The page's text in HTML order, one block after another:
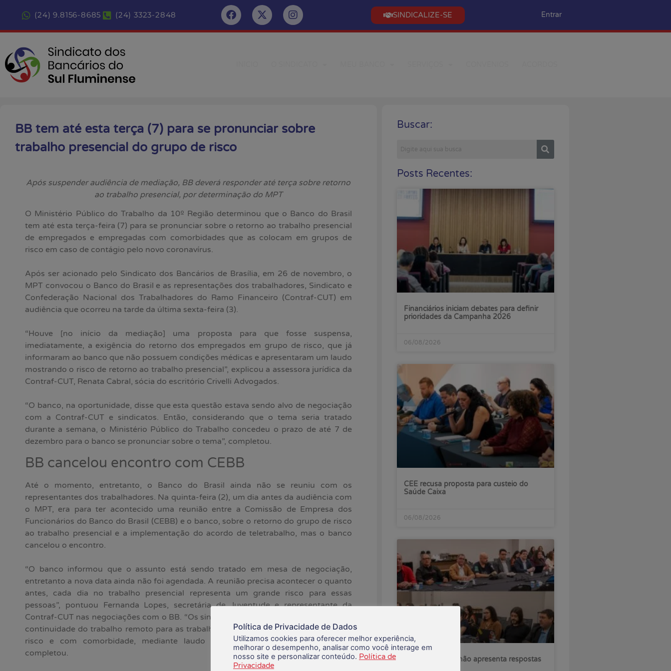
(24) 9.8156-8685 (24) 3323-2848 SINDICALIZE-SE Entrar
BB tem até esta terça (7) para se pronunciar sobre
trabalho presencial do grupo de risco
Após suspender audiência de mediação, BB deverá responder até terça sobre retorno
ao trabalho presencial, por determinação do MPT
O Ministério Público do Trabalho da 10º Região determinou que o Banco do Brasil
tem até esta terça-feira (7) para se pronunciar sobre o retorno ao trabalho presencial
de empregados e empregadas com comorbidades que as colocam em grupos de
risco em caso de contágio pelo novo coronavírus.
Após ser acionado pelo Sindicato dos Bancários de Brasília, em 26 de novembro, o
MPT convocou o Banco do Brasil e as representações dos trabalhadores, Sindicato e
Confederação Nacional dos Trabalhadores do Ramo Financeiro (Contraf-CUT) em
audiência que ocorreu na tarde da última sexta-feira (3).
“Houve [no início da mediação] uma proposta para que fosse suspensa,
imediatamente, a exigência do retorno dos empregados em grupo de risco, que já
informaram ao banco que não possuem condições médicas e apresentaram um laudo
mostrando o risco de retorno ao trabalho presencial”, explicou a assessora jurídica da
Contraf-CUT, Renata Cabral, sócia do escritório Crivelli Advogados.
“O banco, na oportunidade, disse que esta questão estava sendo alvo de negociação
com a Contraf-CUT e sindicatos. Então, considerando que o tema seria tratado
durante a semana, o Ministério Público do Trabalho concedeu o prazo de até 7 de
dezembro para o banco se pronunciar sobre o tema”, completou.
BB cancelou encontro com CEBB
Até o momento, entretanto, o Banco do Brasil ainda não se reuniu com os
representantes dos trabalhadores. Na quinta-feira (2), um dia antes da audiência com
o MPT, era para ter acontecido uma reunião entre a Comissão de Empresa dos
Funcionários do Banco do Brasil (CEBB) e o banco, sobre o retorno do grupo de risco
ao trabalho presencial e a implementação do acordo de teletrabalho, mas o banco
cancelou o encontro.
“O banco informou que o assunto está sendo tratado em mesa de negociação,
entretanto a nova data ainda não foi agendada. A reunião precisa acontecer o quanto
antes, cada dia no trabalho presencial representa um grande risco para essas
pessoas”, pontuou Fernanda Lopes, secretária de Juventude e representante da
Contraf-CUT nas negociações com o BB. “Os sindicatos e a Contraf-CUT defendem a
continuidade do trabalho remoto para as trabalhadoras e trabalhadores do grupo de
risco e com comorbidade, mediante laudo médico indicando risco à saúde”,
completou.
Buscar:
Posts Recentes:
Financiários iniciam debates para definir
prioridades da Campanha 2026
06/08/2026
CEE recusa proposta para custeio do
Saúde Caixa
06/08/2026
Banco do Brasil não apresenta respostas
Política de Privacidade de Dados
Utilizamos cookies para oferecer melhor experiência,
melhorar o desempenho, analisar como você interage em
nosso site e personalizar conteúdo. Política de
Privacidade